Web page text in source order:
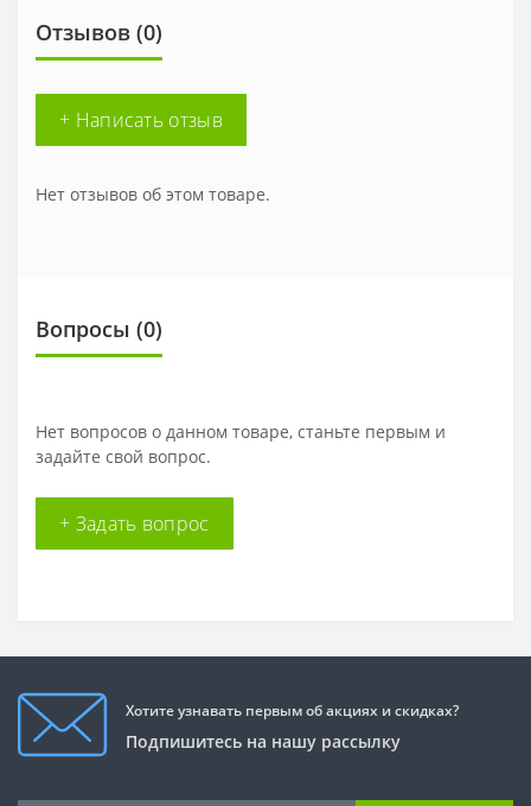
Отзывов (0)
+ Написать отзыв
Нет отзывов об этом товаре.
Вопросы (0)
Нет вопросов о данном товаре, станьте первым и
задайте свой вопрос.
+ Задать вопрос
Хотите узнавать первым об акциях и скидках?
Подпишитесь на нашу рассылку